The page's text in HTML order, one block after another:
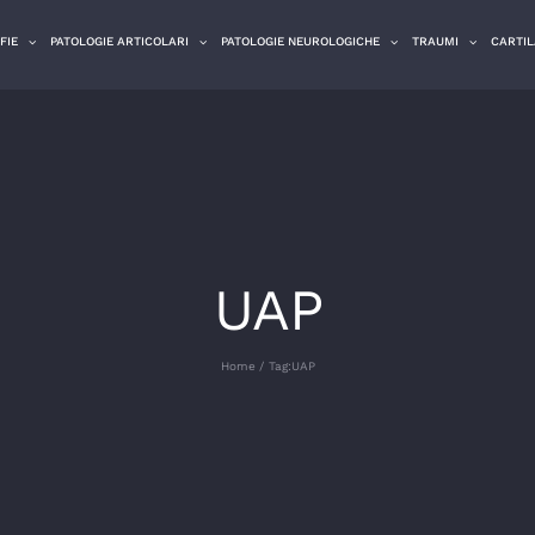
PATOLOGIE ARTICOLARI PATOLOGIE NEUROLOGICHE TRAUMI
UAP
Home Tag:UAP